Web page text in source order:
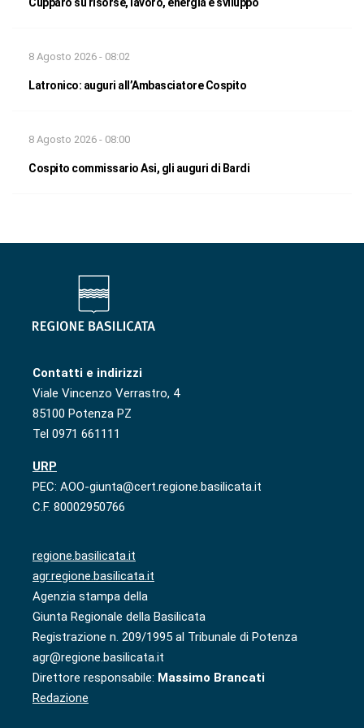
Cupparo su risorse, lavoro, energia e sviluppo
8 Agosto 2026 - 08:02
Latronico: auguri all’Ambasciatore Cospito
8 Agosto 2026 - 08:00
Cospito commissario Asi, gli auguri di Bardi
Contatti e indirizzi
Viale Vincenzo Verrastro, 4
85100 Potenza PZ
Tel 0971 661111
URP
PEC: AOO-giunta@cert.regione.basilicata.it
C.F. 80002950766
regione.basilicata.it
agr.regione.basilicata.it
Agenzia stampa della
Giunta Regionale della Basilicata
Registrazione n. 209/1995 al Tribunale di Potenza
agr@regione.basilicata.it
Direttore responsabile: Massimo Brancati
Redazione